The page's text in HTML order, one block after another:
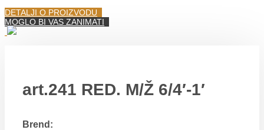
DETALJI O PROIZVODU
MOGLO BI VAS ZANIMATI
art.241 RED. M/Ž 6/4′-1′
Brend: